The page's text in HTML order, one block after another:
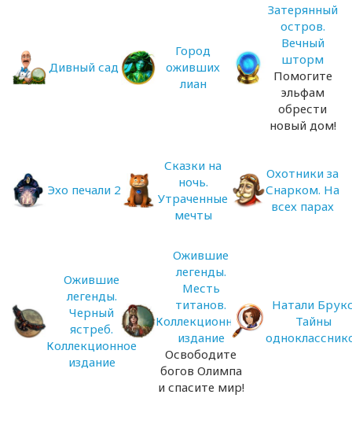
Дивный сад
Город
оживших
лиан
Затерянный
остров.
Вечный
шторм
Помогите
эльфам
обрести
новый дом!
Эхо печали 2
Сказки на
ночь.
Утраченные
мечты
Охотники за
Снарком. На
всех парах
Ожившие
легенды.
Черный
ястреб.
Коллекционное
издание
Ожившие
легенды.
Месть
титанов.
Коллекционное
издание
Освободите
богов Олимпа
и спасите мир!
Натали
Тайны